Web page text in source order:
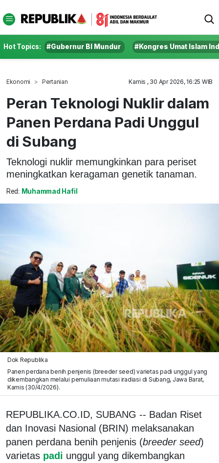
Hot Topics: #Gubernur BI Mundur #Kongres Umat Islam
Ekonomi Pertanian Kamis , 30 Apr 2026, 16:25 WIB
Peran Teknologi Nuklir dalam
Panen Perdana Padi Unggul
di Subang
Teknologi nuklir memungkinkan para periset
meningkatkan keragaman genetik tanaman.
Red: Muhammad Hafil
Dok Republika
Panen perdana benih penjenis (breeder seed) varietas padi unggul yang
dikembangkan melalui pemuliaan mutasi iradiasi di Subang, Jawa Barat,
Kamis (30/4/2026).
REPUBLIKA.CO.ID, SUBANG -- Badan Riset
dan Inovasi Nasional (BRIN) melaksanakan
panen perdana benih penjenis (breeder seed)
varietas padi unggul yang dikembangkan